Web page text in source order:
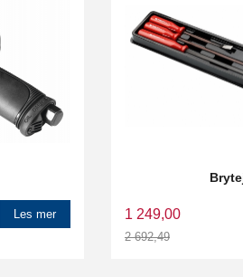
Les mer 1 249,00
2 692,49